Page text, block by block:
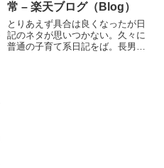
常 – 楽天ブログ（Blog）
とりあえず具合は良くなったが日
記のネタが思いつかない。久々に
普通の子育て系日記をば。長男と